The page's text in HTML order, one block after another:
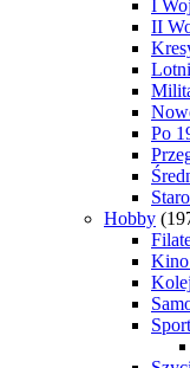
I
II
Po
Hobby
Kino
Sport